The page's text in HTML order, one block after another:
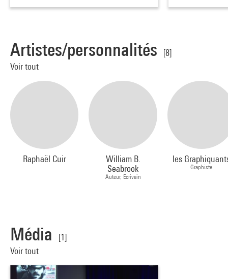
Artistes/personnalités
[8]
Voir tout
Raphaël Cuir
William B.
Seabrook
Auteur, Ecrivain
les
Graphiste
Média
[1]
Voir tout